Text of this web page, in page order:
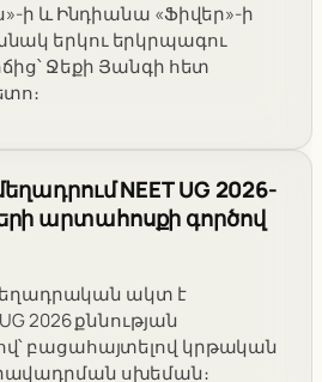
ի և Ինդիանա «Ֆիվեր»-ի
երկու երկրպագու
Ջեքի Յանգի հետ
NEET UG 2026-
արտահոսքի գործով
ակտ է
2026 քննության
բացահայտելով կրթական
սխեման։